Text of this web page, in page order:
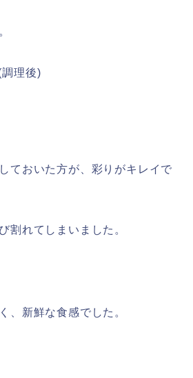
ておいた方が、彩りがキレイで
割れてしまいました。
、新鮮な食感でした。